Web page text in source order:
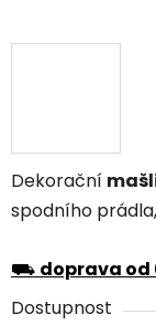
Dekorační
spodního
⛟ doprava od
Dostupnost